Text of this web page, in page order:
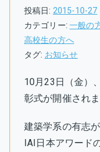
投稿日: 2015-10-27
カテゴリー:一般の
高校生の方へ
タグ: お知らせ
10月23日（金）
彰式が開催されま
建築学系の有志
IAI日本アワード